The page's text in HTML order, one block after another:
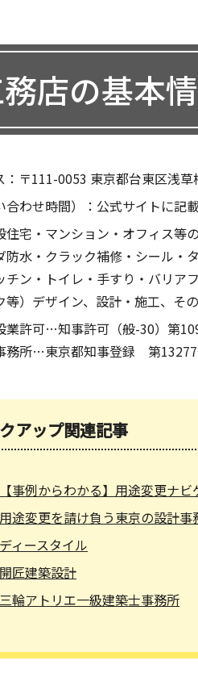
店の基本
：〒111-0053 東京都台東区浅
合わせ時間）：公式サイトに記
住宅・マンション・オフィス等
防水・クラック補修・シール・
チン・トイレ・手すり・バリア
等）デザイン、設計・施工、そ
業許可…知事許可（般-30）第
務所…東京都知事登録 第
アップ関連記事
【事例からわかる】用途変更ナ
用途変更を請け負う東京の設計事
ディースタイル
開匠建築設計
三輪アトリエ一級建築士事務所